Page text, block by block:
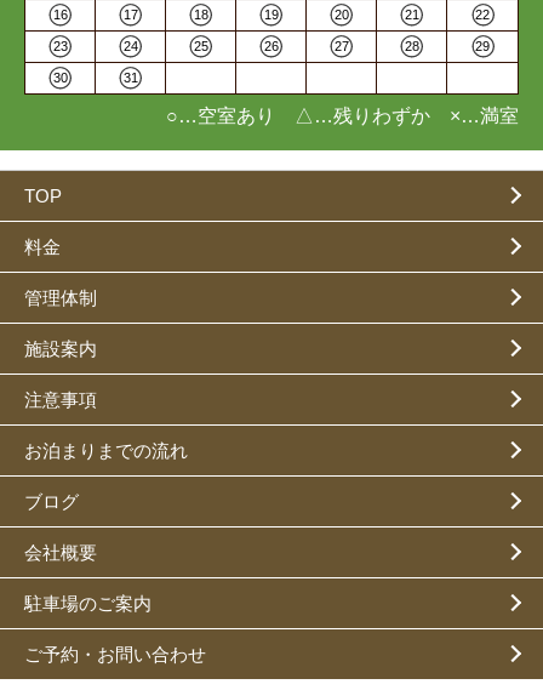
16 17 18 19 20 21 22
23 24 25 26 27 28 29
30 31
○…空室あり △…残りわずか ×…満室
TOP
料金
管理体制
施設案内
注意事項
お泊まりまでの流れ
ブログ
会社概要
駐車場のご案内
ご予約・お問い合わせ